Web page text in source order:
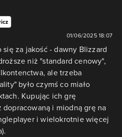
01/06/2025 18:07
się za jakość - dawny Blizzard
niż "standard cenowy",
ale trzeba
było czymś co miało
Kupując ich grę
dopracowaną i miodną grę na
i wielokrotnie więcej